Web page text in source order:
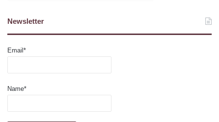
Newsletter
Email*
Name*